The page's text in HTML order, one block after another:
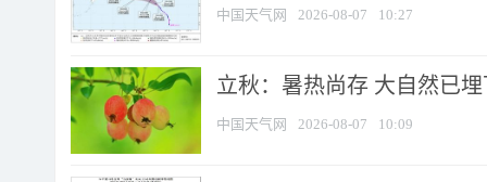
中国天气网 2026-08-07 10:27
立秋：暑热尚存 大自然已
中国天气网 2026-08-07 10:09